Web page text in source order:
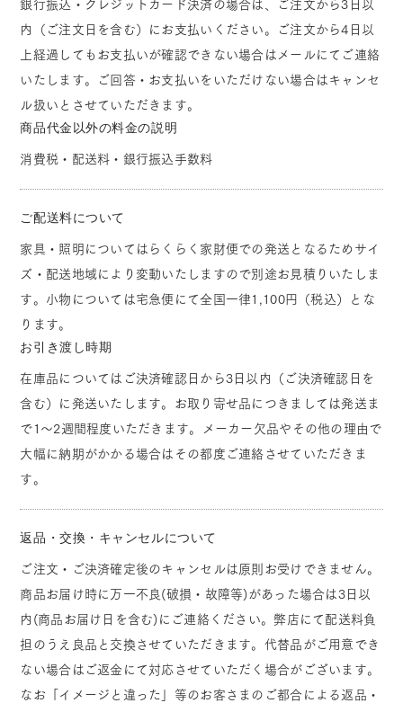
銀行振込・クレジットカード決済の場合は、ご注文から3日以
内（ご注文日を含む）にお支払いください。ご注文から4日以
上経過してもお支払いが確認できない場合はメールにてご連絡
いたします。ご回答・お支払いをいただけない場合はキャンセ
ル扱いとさせていただきます。
商品代金以外の料金の説明
消費税・配送料・銀行振込手数料
ご配送料について
家具・照明についてはらくらく家財便での発送となるためサイ
ズ・配送地域により変動いたしますので別途お見積りいたしま
す。小物については宅急便にて全国一律1,100円（税込）とな
ります。
お引き渡し時期
在庫品についてはご決済確認日から3日以内（ご決済確認日を
含む）に発送いたします。お取り寄せ品につきましては発送ま
で1～2週間程度いただきます。メーカー欠品やその他の理由で
大幅に納期がかかる場合はその都度ご連絡させていただきま
す。
返品・交換・キャンセルについて
ご注文・ご決済確定後のキャンセルは原則お受けできません。
商品お届け時に万一不良(破損・故障等)があった場合は3日以
内(商品お届け日を含む)にご連絡ください。弊店にて配送料負
担のうえ良品と交換させていただきます。代替品がご用意でき
ない場合はご返金にて対応させていただく場合がございます。
なお「イメージと違った」等のお客さまのご都合による返品・